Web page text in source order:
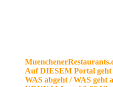
Auf DIESEM Portal
WAS abgeht / WAS geht